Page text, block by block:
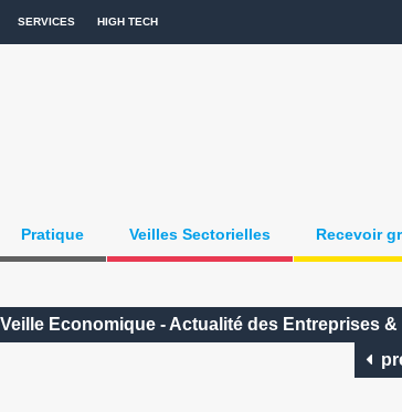
SERVICES HIGH TECH
Pratique Veilles Sectorielles Recevoir
Economique - Actualité des Entreprises &